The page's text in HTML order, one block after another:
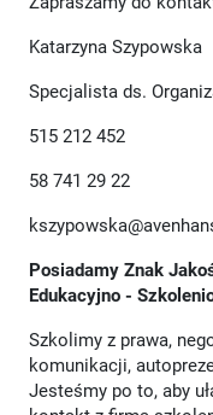
Katarzyna Szypowska
Specjalista ds.
515 212 452
58 741 29 22
Posiadamy Znak
Edukacyjno -
Szkolimy z prawa,
komunikacji,
Jesteśmy po to, aby